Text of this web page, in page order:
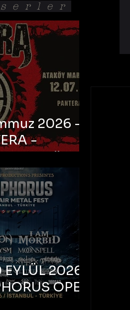
2026 -
-
Ataköy
Arena
2026 –
OPEN
FEST